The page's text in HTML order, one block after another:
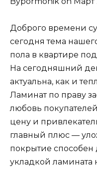
Доброго времени
сегодня тема
пола в квартире
На сегодняшний
актуальна, как и
Ламинат по праву
любовь
цену и
главный плюс —
покрытие
укладкой ламината